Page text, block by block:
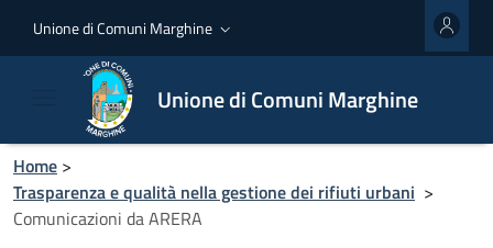
Unione di Comuni Marghine
Unione di Comuni Marghine
Home >
Trasparenza e qualità nella gestione dei rifiuti urbani >
Comunicazioni da ARERA